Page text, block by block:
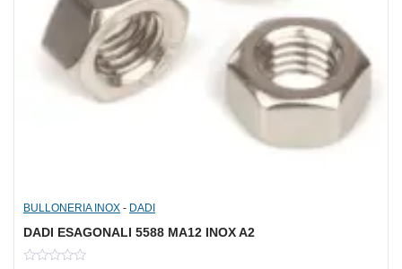
BULLONERIA INOX - DADI
DADI ESAGONALI 5588 MA12 INOX A2